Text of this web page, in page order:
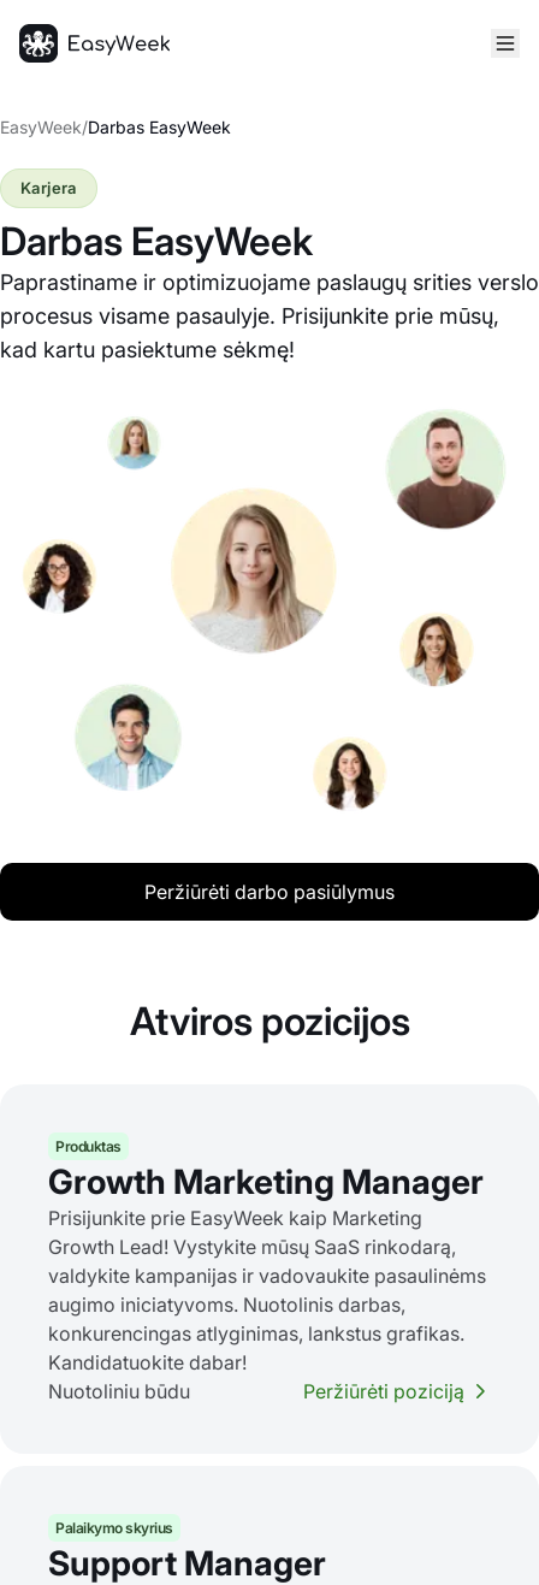
EasyWeek/Darbas EasyWeek
Darbas EasyWeek
Paprastiname ir optimizuojame paslaugų srities verslo
procesus visame pasaulyje. Prisijunkite prie mūsų,
kad kartu pasiektume sėkmę!
Karjera
Peržiūrėti darbo pasiūlymus
Atviros pozicijos
Growth Marketing Manager
Produktas
Prisijunkite prie EasyWeek kaip Marketing
Growth Lead! Vystykite mūsų SaaS rinkodarą,
valdykite kampanijas ir vadovaukite pasaulinėms
augimo iniciatyvoms. Nuotolinis darbas,
konkurencingas atlyginimas, lankstus grafikas.
Kandidatuokite dabar!
Nuotoliniu būdu
Peržiūrėti poziciją
Support Manager
Palaikymo skyrius